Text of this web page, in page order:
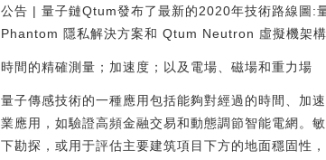
公告 | 量子鏈Qtum發布了最新的2020年技術路線圖
Phantom 隱私解決方案和 Qtum Neutron 虛擬機架
時間的精確測量；加速度；以及電場、磁場和重力場
量子傳感技術的一種應用包括能夠對經過的時間、加
業應用，如驗證高頻金融交易和動態調節智能電網。
下勘探，或用于評估主要建筑項目下方的地面穩固性